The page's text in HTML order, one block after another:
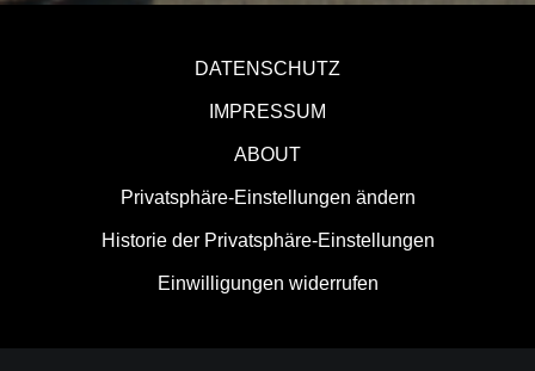
DATENSCHUTZ
IMPRESSUM
ABOUT
Privatsphäre-Einstellungen ändern
Historie der Privatsphäre-Einstellungen
Einwilligungen widerrufen